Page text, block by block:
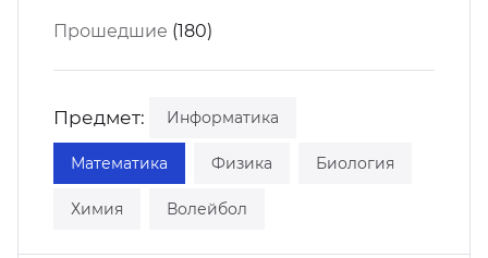
Прошедшие (180)
Предмет: Информатика
Математика Физика Биология
Химия Волейбол